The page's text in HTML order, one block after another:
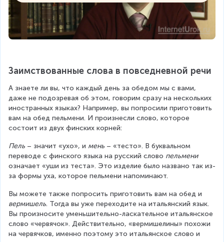
Заимствованные слова в повседневной речи
А знаете ли вы, что каждый день за обедом мы с вами,
даже не подозревая об этом, говорим сразу на нескольких
иностранных языках? Например, вы попросили приготовить
вам на обед пельмени. И произнесли слово, которое
состоит из двух финских корней:
Пель – значит «ухо», и мень – «тесто». В буквальном
переводе с финского языка на русский слово пельмени
означает «уши из теста». Это изделие было названо так из-
за формы уха, которое пельмени напоминают.
Вы можете также попросить приготовить вам на обед и
вермишель. Тогда вы уже переходите на итальянский язык.
Вы произносите уменьшительно-ласкательное итальянское
слово «червячок». Действительно, «вермишелины» похожи
на червячков, именно поэтому это итальянское слово и